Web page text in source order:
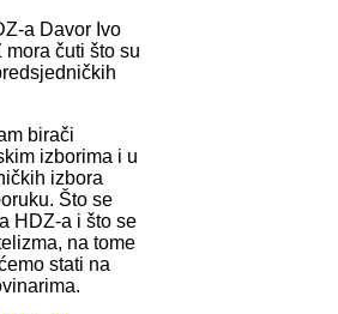
a Davor Ivo
čuti što su
birači
izborima i u
izbora
Što se
HDZ-a i što se
na tome
stati na